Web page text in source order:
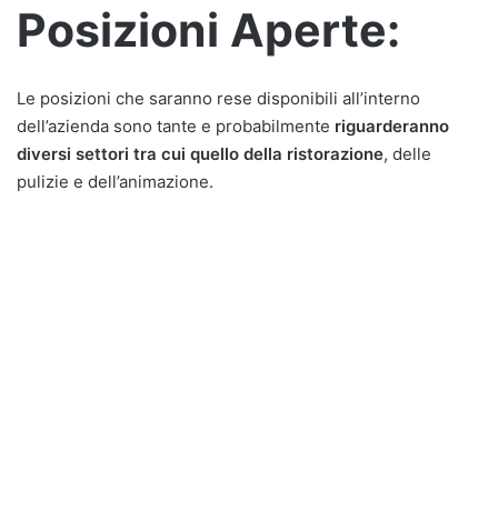
Posizioni Aperte:
Le posizioni che saranno rese disponibili all’interno
dell’azienda sono tante e probabilmente riguarderanno
diversi settori tra cui quello della ristorazione, delle
pulizie e dell’animazione.